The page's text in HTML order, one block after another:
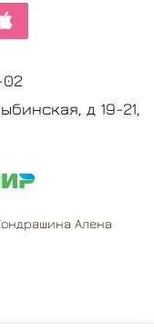
д 19-21,
Алена